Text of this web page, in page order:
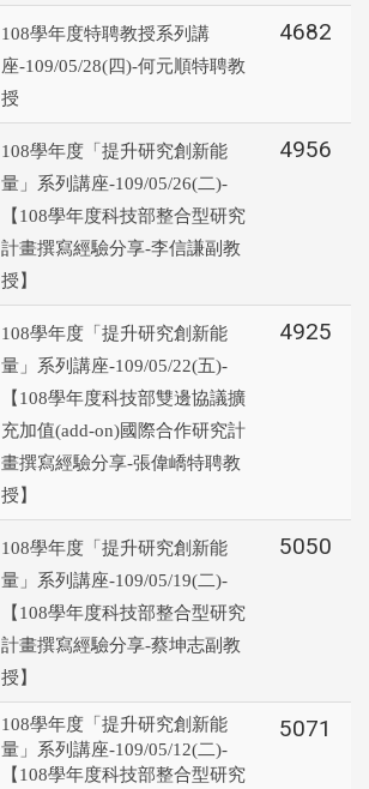
108學年度特聘教授系列講
座-109/05/28(四)-何元順特聘教
授
4682
108學年度「提升研究創新能
量」系列講座-109/05/26(二)-
【108學年度科技部整合型研究
計畫撰寫經驗分享-李信謙副教
授】
4956
108學年度「提升研究創新能
量」系列講座-109/05/22(五)-
【108學年度科技部雙邊協議擴
充加值(add-on)國際合作研究計
畫撰寫經驗分享-張偉嶠特聘教
授】
4925
108學年度「提升研究創新能
量」系列講座-109/05/19(二)-
【108學年度科技部整合型研究
計畫撰寫經驗分享-蔡坤志副教
授】
5050
108學年度「提升研究創新能
量」系列講座-109/05/12(二)-
【108學年度科技部整合型研究
5071